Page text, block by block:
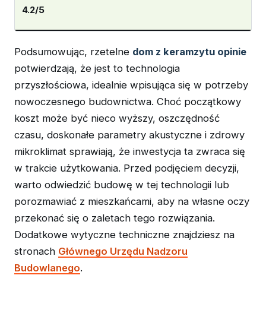
4.2/5
Podsumowując, rzetelne dom z keramzytu opinie
potwierdzają, że jest to technologia
przyszłościowa, idealnie wpisująca się w potrzeby
nowoczesnego budownictwa. Choć początkowy
koszt może być nieco wyższy, oszczędność
czasu, doskonałe parametry akustyczne i zdrowy
mikroklimat sprawiają, że inwestycja ta zwraca się
w trakcie użytkowania. Przed podjęciem decyzji,
warto odwiedzić budowę w tej technologii lub
porozmawiać z mieszkańcami, aby na własne oczy
przekonać się o zaletach tego rozwiązania.
Dodatkowe wytyczne techniczne znajdziesz na
stronach Głównego Urzędu Nadzoru
Budowlanego.